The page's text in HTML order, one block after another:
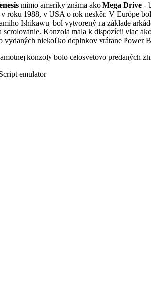
mimo ameriky známa ako Mega Drive -
roku 1988, v USA o rok neskôr. V Európe
Ishikawu, bol vytvorený na základe
Konzola mala k dispozícii viac
niekoľko doplnkov vrátane Power
konzoly bolo celosvetovo predaných
emulator